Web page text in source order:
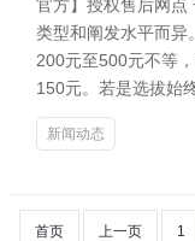
官方】授权售后网点
类型和阐发水平而异
200元至500元不等
150元。若是选拔始
新闻动态
首页 上一页 1